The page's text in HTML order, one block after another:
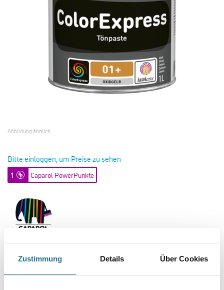
Zustimmung Details Über Cookies
Abbildung ähnlich
Bitte einloggen, um Preise zu sehen
1 Caparol PowerPunkte
Capamix ColorExpress Tönpaste 10+ 1,0 lt Reinorange (Capatint)